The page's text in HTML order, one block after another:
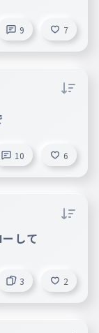
9 7
10 6
して
3 2